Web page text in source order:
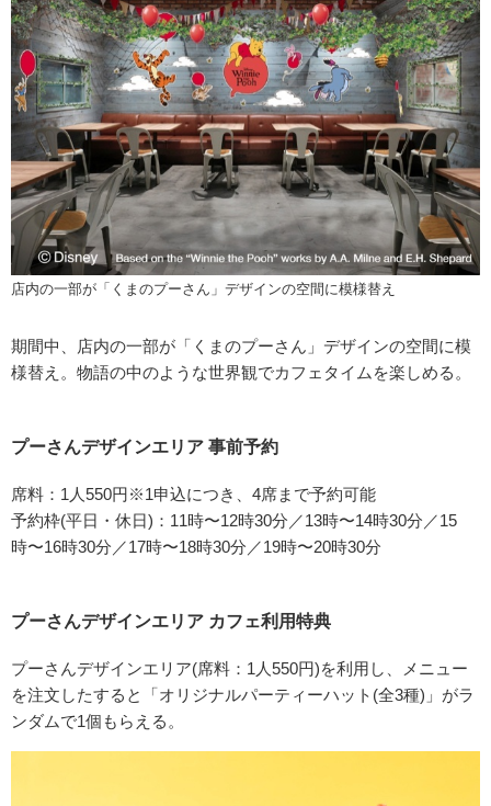
店内の一部が「くまのプーさん」デザインの空間に模様替え
期間中、店内の一部が「くまのプーさん」デザインの空間に模
様替え。物語の中のような世界観でカフェタイムを楽しめる。
プーさんデザインエリア 事前予約
席料：1人550円※1申込につき、4席まで予約可能
予約枠(平日・休日)：11時〜12時30分／13時〜14時30分／15
時〜16時30分／17時〜18時30分／19時〜20時30分
プーさんデザインエリア カフェ利用特典
プーさんデザインエリア(席料：1人550円)を利用し、メニュー
を注文したすると「オリジナルパーティーハット(全3種)」がラ
ンダムで1個もらえる。